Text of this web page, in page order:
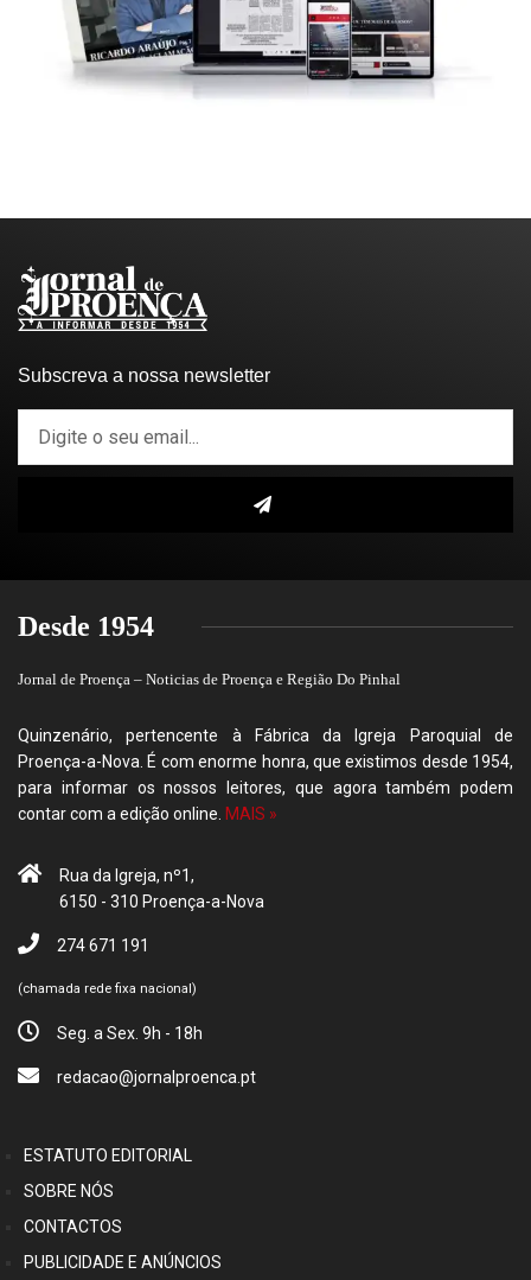
Subscreva a nossa newsletter
Desde 1954
Jornal de Proença – Noticias de Proença e Região Do Pinhal
Quinzenário, pertencente à Fábrica da Igreja Paroquial de
Proença-a-Nova. É com enorme honra, que existimos desde 1954,
para informar os nossos leitores, que agora também podem
contar com a edição online. MAIS »
Rua da Igreja, nº1,
6150 - 310 Proença-a-Nova
274 671 191
(chamada rede fixa nacional)
Seg. a Sex. 9h - 18h
redacao@jornalproenca.pt
ESTATUTO EDITORIAL
SOBRE NÓS
CONTACTOS
PUBLICIDADE E ANÚNCIOS